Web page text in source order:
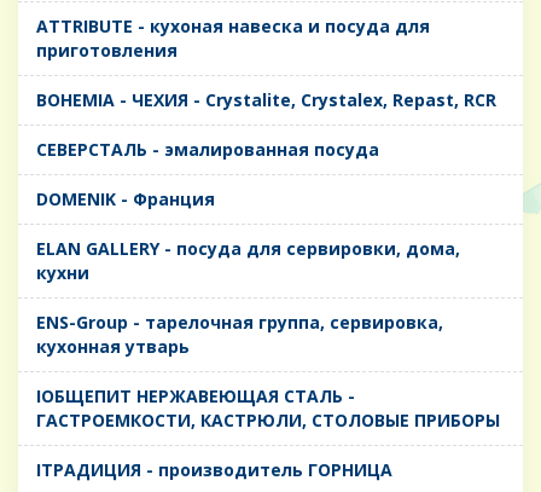
ATTRIBUTE - кухоная навеска и посуда для
приготовления
BOHEMIA - ЧЕХИЯ - Crystalite, Crystalex, Repast, RCR
CЕВЕРСТАЛЬ - эмалированная посуда
DOMENIK - Франция
ELAN GALLERY - посуда для сервировки, дома,
кухни
ENS-Group - тарелочная группа, сервировка,
кухонная утварь
IОБЩЕПИТ НЕРЖАВЕЮЩАЯ СТАЛЬ -
ГАСТРОЕМКОСТИ, КАСТРЮЛИ, СТОЛОВЫЕ ПРИБОРЫ
IТРАДИЦИЯ - производитель ГОРНИЦА